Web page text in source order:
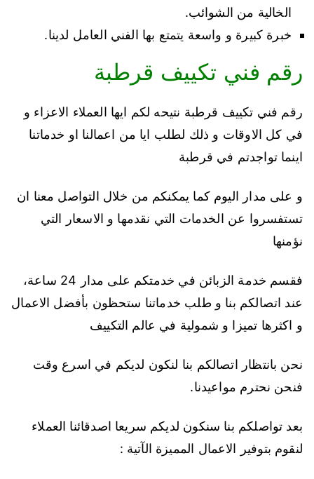
الخالية من الشوائب.
خبرة كبيرة و واسعة يتمتع بها الفني العامل لدينا.
رقم فني تكييف قرطبة
رقم فني تكييف قرطبة نتيحه لكم ايها العملاء الاعزاء و
في كل الاوقات و ذلك لطلب ايا من اعمالنا او خدماتنا
اينما تواجدتم في قرطبة
و على مدار اليوم كما يمكنكم من خلال التواصل معنا ان
تستفسروا عن الخدمات التي نقدمها و الاسعار التي
نؤمنها
فقسم خدمة الزبائن في خدمتكم على مدار 24 ساعة،
عند اتصالكم بنا و طلب خدماتنا ستحظون بأفضل الاعمال
و اكثرها تميزا و شمولية في عالم التكييف
نحن بانتظار اتصالكم بنا لنكون لديكم في اسرع وقت
فنحن نحترم مواعيدنا.
بعد تواصلكم بنا سنكون لديكم سريعا اصدقائنا العملاء
لنقوم بتوفير الاعمال المميزة الآتية :